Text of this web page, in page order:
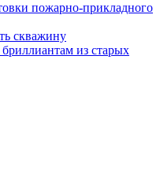
пожарно-прикладного
скважину
из старых